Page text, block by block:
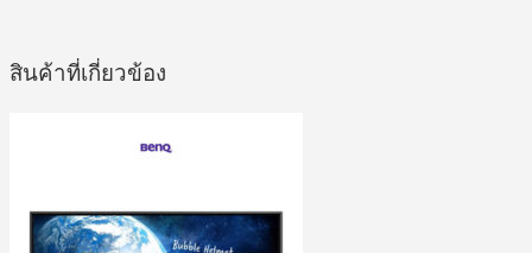
สินค้าที่เกี่ยวข้อง